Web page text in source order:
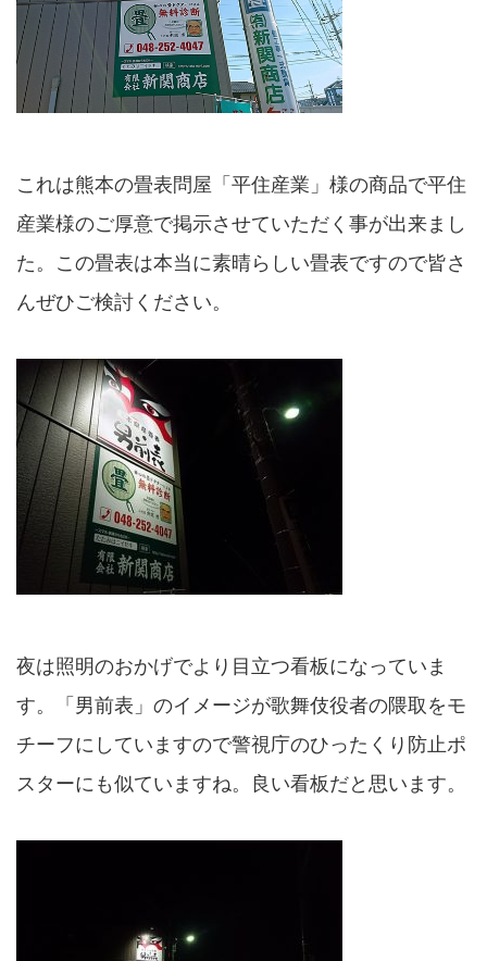
これは熊本の畳表問屋「平住産業」様の商品で平住
産業様のご厚意で掲示させていただく事が出来まし
た。この畳表は本当に素晴らしい畳表ですので皆さ
んぜひご検討ください。
夜は照明のおかげでより目立つ看板になっていま
す。「男前表」のイメージが歌舞伎役者の隈取をモ
チーフにしていますので警視庁のひったくり防止ポ
スターにも似ていますね。良い看板だと思います。